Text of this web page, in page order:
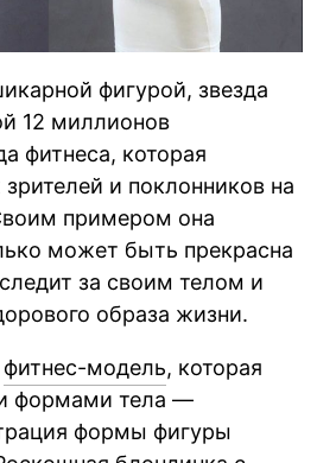
фигурой, звезда
12 миллионов
фитнеса, которая
и поклонников на
примером она
может быть прекрасна
за своим телом и
образа жизни.
фитнес-модель, которая
формами тела —
формы фигуры